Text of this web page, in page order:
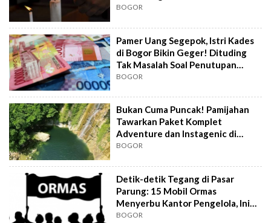
Peka
BOGOR
Pamer Uang Segepok, Istri Kades
di Bogor Bikin Geger! Dituding
Tak Masalah Soal Penutupan
Tambang
BOGOR
Bukan Cuma Puncak! Pamijahan
Tawarkan Paket Komplet
Adventure dan Instagenic di
Bogor
BOGOR
Detik-detik Tegang di Pasar
Parung: 15 Mobil Ormas
Menyerbu Kantor Pengelola, Ini
Kronologinya
BOGOR